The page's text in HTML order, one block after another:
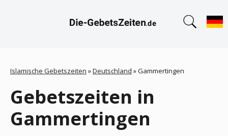
Islamische Gebetszeiten »Deutschland »Gammertingen
Gebetszeiten in
Gammertingen